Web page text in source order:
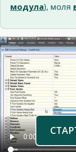
модула), моля